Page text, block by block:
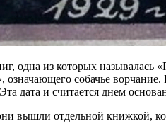
одна из которых
собачье
дата и считается днем
вышли отдельной книжкой,